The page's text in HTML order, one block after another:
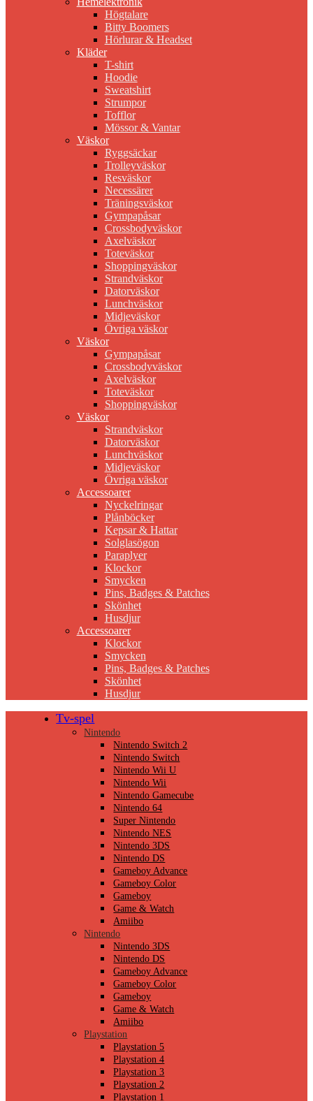
Högtalare
Bitty Boomers
Hörlurar & Headset
Kläder
T-shirt
Hoodie
Sweatshirt
Strumpor
Tofflor
Mössor & Vantar
Väskor
Ryggsäckar
Trolleyväskor
Resväskor
Necessärer
Träningsväskor
Gympapåsar
Crossbodyväskor
Axelväskor
Toteväskor
Shoppingväskor
Strandväskor
Datorväskor
Lunchväskor
Midjeväskor
Övriga väskor
Väskor
Gympapåsar
Crossbodyväskor
Axelväskor
Toteväskor
Shoppingväskor
Väskor
Strandväskor
Datorväskor
Lunchväskor
Midjeväskor
Övriga väskor
Accessoarer
Nyckelringar
Plånböcker
Kepsar & Hattar
Solglasögon
Paraplyer
Klockor
Smycken
Pins, Badges & Patches
Skönhet
Husdjur
Accessoarer
Klockor
Smycken
Pins, Badges & Patches
Skönhet
Husdjur
Tv-spel
Nintendo
Nintendo Switch 2
Nintendo Switch
Nintendo Wii U
Nintendo Wii
Nintendo Gamecube
Nintendo 64
Super Nintendo
Nintendo NES
Nintendo 3DS
Nintendo DS
Gameboy Advance
Gameboy Color
Gameboy
Game & Watch
Amiibo
Nintendo
Nintendo 3DS
Nintendo DS
Gameboy Advance
Gameboy Color
Gameboy
Game & Watch
Amiibo
Playstation
Playstation 5
Playstation 4
Playstation 3
Playstation 2
Playstation 1